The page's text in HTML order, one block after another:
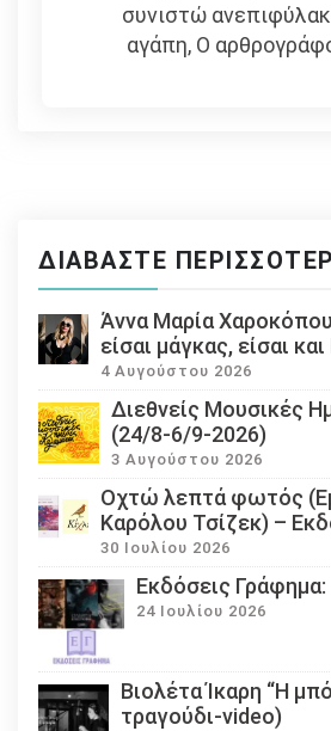
συνιστώ
αγάπη, Ο
ΔΙΑΒΆΣΤΕ
Άννα Μαρία
είσαι μάγκας, είσαι
4 Αυγούστου 2026
Διεθνείς Μουσικές
(24/8-6/9-2026)
3 Αυγούστου 2026
Οχτώ λεπτά φωτός
Καρόλου Τσίζεκ) –
30 Ιουλίου 2026
Εκδόσεις
24 Ιουλίου 2026
Βιολέτα Ίκαρη “Η
τραγούδι-video)